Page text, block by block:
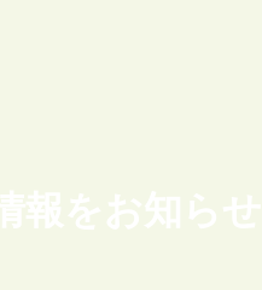
報をお知ら